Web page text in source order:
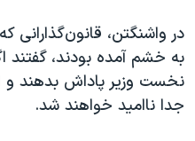
در واشنگتن، قانون‌گذارانی
به ‌خشم آمده بودند، گفتند
نخست وزير پاداش بدهند و
جدا نااميد خواهند شد.